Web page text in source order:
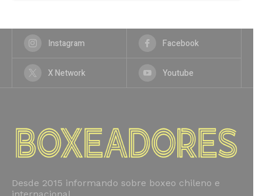
Instagram Facebook
X Network Youtube
Desde 2015 informando sobre boxeo chileno e